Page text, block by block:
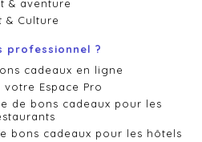
& aventure
& Culture
professionnel ?
cadeaux en ligne
votre Espace Pro
de bons cadeaux pour les
bons cadeaux pour les hôtels